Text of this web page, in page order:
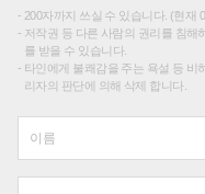
200자까지 쓰실 수 있습니다. (현재
저작권 등 다른 사람의 권리를 침해
를 받을 수 있습니다.
타인에게 불쾌감을 주는 욕설 등 비
리자의 판단에 의해 삭제 합니다.